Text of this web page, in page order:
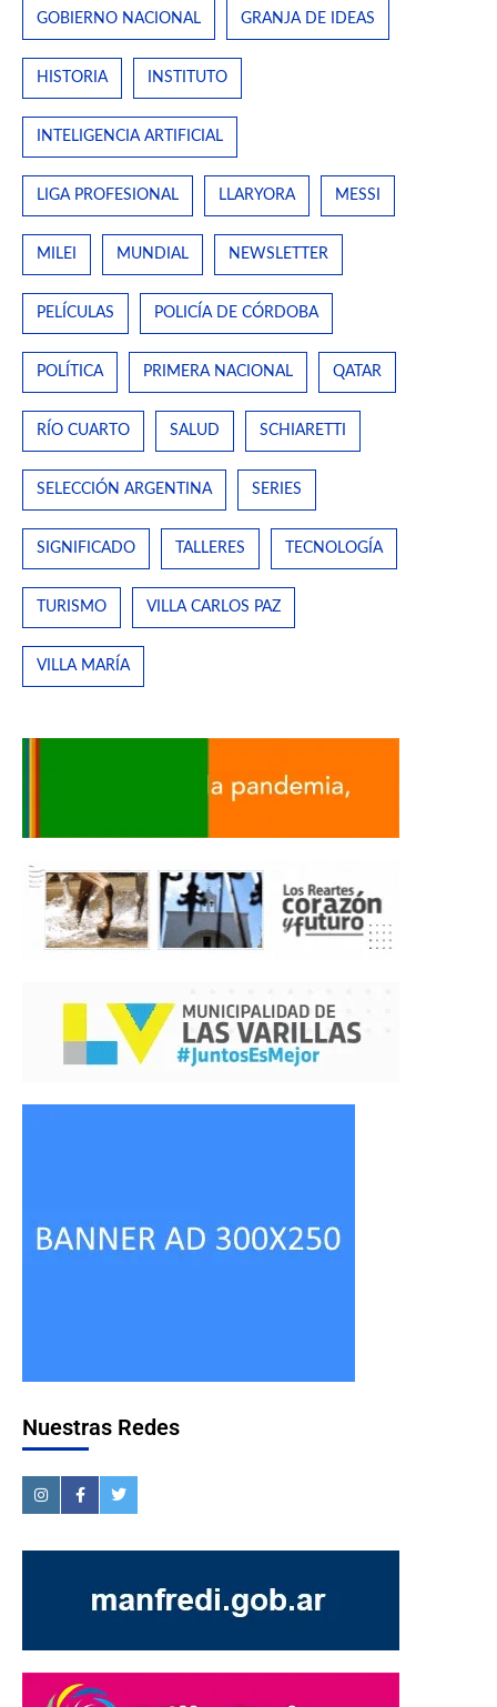
GOBIERNO NACIONAL GRANJA DE IDEAS
HISTORIA INSTITUTO
INTELIGENCIA ARTIFICIAL
LIGA PROFESIONAL LLARYORA MESSI
MILEI MUNDIAL NEWSLETTER
PELÍCULAS POLICÍA DE CÓRDOBA
POLÍTICA PRIMERA NACIONAL QATAR
RÍO CUARTO SALUD SCHIARETTI
SELECCIÓN ARGENTINA SERIES
SIGNIFICADO TALLERES TECNOLOGÍA
TURISMO VILLA CARLOS PAZ
VILLA MARÍA
Nuestras Redes